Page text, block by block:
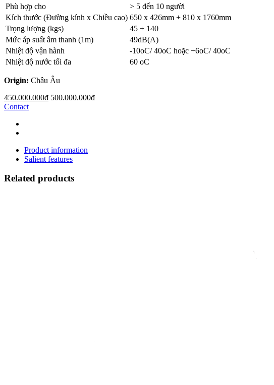
Phù hợp cho
> 5 đến 10 người
Kích thước (Đường kính x Chiều cao) 650 x 426mm + 810 x 1760mm
Trọng lượng (kgs)
45 + 140
Mức áp suất âm thanh (1m)
49dB(A)
Nhiệt độ vận hành
-10oC/ 40oC hoặc +6oC/ 40oC
Nhiệt độ nước tối đa
60 oC
Origin: Châu Âu
450.000.000đ 500.000.000đ
Contact
Product information
Salient features
Related products